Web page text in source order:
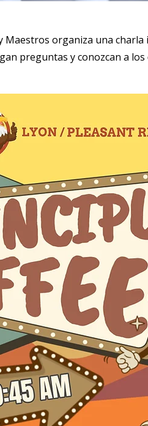
Maestros organiza una
preguntas y conozcan a